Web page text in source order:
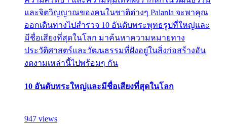
และจิตวิญญาณของคนในชาติต่างๆ Palanla จะพาคุณ
ออกเดินทางไปสำรวจ 10 อันดับพระพุทธรูปที่ใหญ่และ
มีชื่อเสียงที่สุดในโลก มาค้นหาความหมายทาง
ประวัติศาสตร์และวัฒนธรรมที่ฝังอยู่ในสิ่งก่อสร้างอัน
งดงามเหล่านี้ไปพร้อมๆ กัน
10 อันดับพระใหญ่และมีชื่อเสียงที่สุดในโลก
947 views